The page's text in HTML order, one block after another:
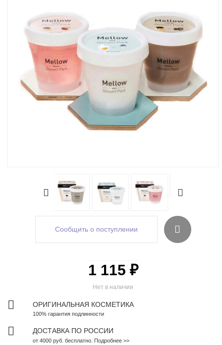
Сообщить о поступлении
Нет в наличии
1 115 ₽
ОРИГИНАЛЬНАЯ КОСМЕТИКА
100% гарантия подлинности
ДОСТАВКА ПО РОССИИ
от 4000 руб. бесплатно. Подробнее >>